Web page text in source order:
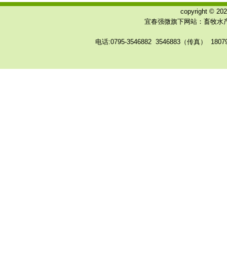
copyright ©
宜春强微旗下网站：畜牧水
电话:0795-3546882 3546883（传真）